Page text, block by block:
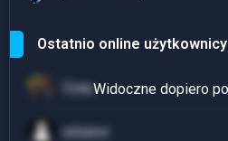
Ostatnio online użytkownicy
Czaq
sirbaton